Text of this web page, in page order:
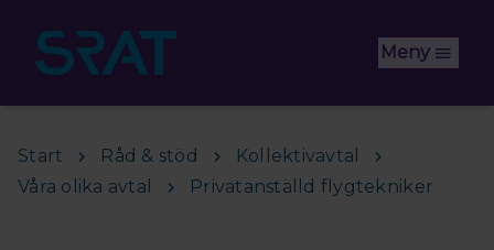
Meny
Start Råd & stöd
Kollektivavtal
Våra olika avtal
Privatanställd flygtekniker